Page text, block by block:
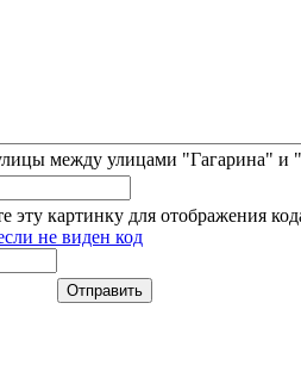
между улицами "Гагарина" и
не виден код